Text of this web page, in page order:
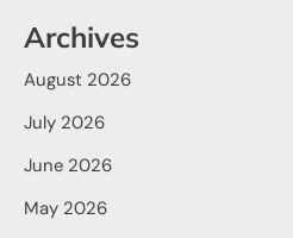
Archives
August 2026
July 2026
June 2026
May 2026